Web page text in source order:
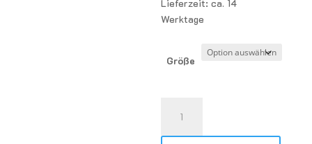
Lieferzeit: ca. 14
Werktage
Größe
Heidelberg
TK